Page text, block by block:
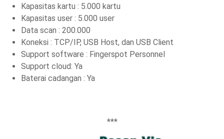
Kapasitas kartu : 5.000 kartu
Kapasitas user : 5.000 user
Data scan : 200.000
Koneksi : TCP/IP, USB Host, dan USB Client
Support software : Fingerspot Personnel
Support cloud: Ya
Baterai cadangan : Ya
***